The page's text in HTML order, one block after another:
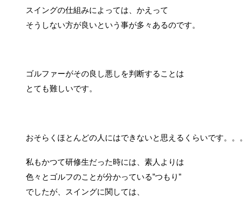
スイングの仕組みによっては、かえって
そうしない方が良いという事が多々あるのです。
ゴルファーがその良し悪しを判断することは
とても難しいです。
おそらくほとんどの人にはできないと思えるくらいです。。。
私もかつて研修生だった時には、素人よりは
色々とゴルフのことが分かっている”つもり”
でしたが、スイングに関しては、